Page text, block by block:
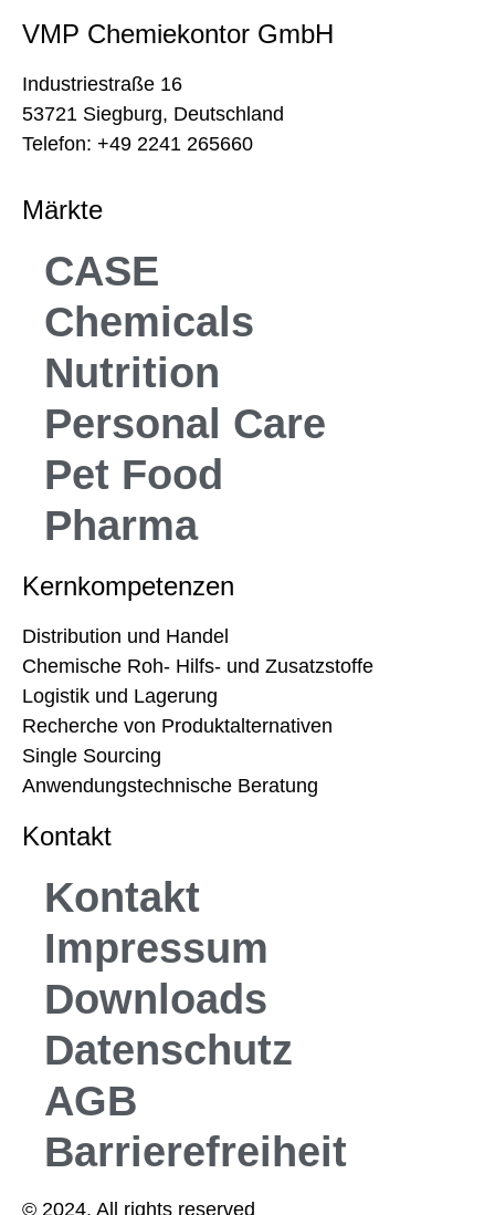
VMP Chemiekontor GmbH
Industriestraße 16
53721 Siegburg, Deutschland
Telefon: +49 2241 265660
Märkte
CASE
Chemicals
Nutrition
Personal Care
Pet Food
Pharma
Kernkompetenzen
Distribution und Handel
Chemische Roh- Hilfs- und Zusatzstoffe
Logistik und Lagerung
Recherche von Produktalternativen
Single Sourcing
Anwendungstechnische Beratung
Kontakt
Kontakt
Impressum
Downloads
Datenschutz
AGB
Barrierefreiheit
© 2024. All rights reserved